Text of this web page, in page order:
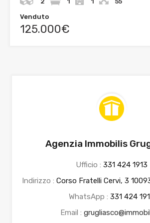
Venduto
125.000€
Agenzia Immobilis
Ufficio : 331 424 1913
Indirizzo : Corso Fratelli Cervi, 3
WhatsApp : 331 424
Email :